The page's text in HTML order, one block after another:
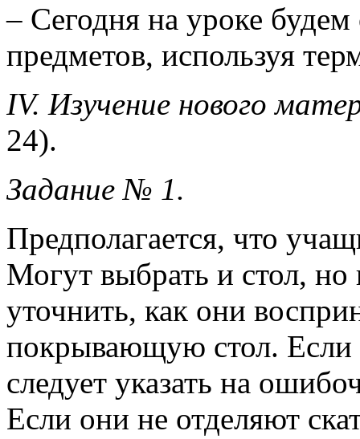
– Сегодня на уроке будем
предметов, используя
IV. Изучение нового
24).
Задание № 1.
Предполагается, что
Могут выбрать и стол, но
уточнить, как они
покрывающую стол. Если
следует указать на
Если они не отделяют